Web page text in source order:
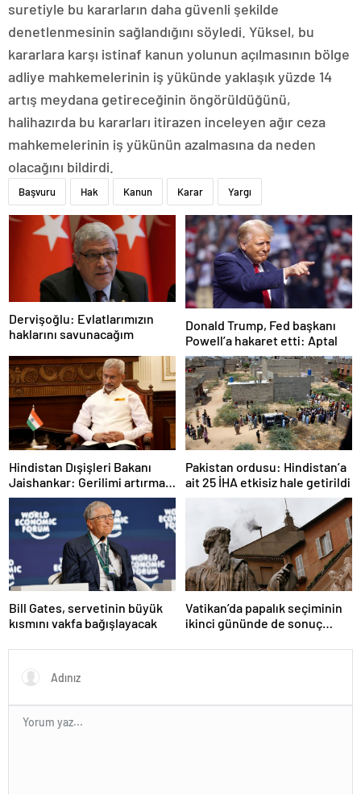
suretiyle bu kararların daha güvenli şekilde
denetlenmesinin sağlandığını söyledi. Yüksel, bu
kararlara karşı istinaf kanun yolunun açılmasının bölge
adliye mahkemelerinin iş yükünde yaklaşık yüzde 14
artış meydana getireceğinin öngörüldüğünü,
halihazırda bu kararları itirazen inceleyen ağır ceza
mahkemelerinin iş yükünün azalmasına da neden
olacağını bildirdi.
Başvuru Hak Kanun Karar Yargı
Dervişoğlu: Evlatlarımızın
haklarını savunacağım
Donald Trump, Fed başkanı
Powell’a hakaret etti: Aptal
Hindistan Dışişleri Bakanı
Jaishankar: Gerilimi artırmak
gibi bir niyetimiz yok
Pakistan ordusu: Hindistan’a
ait 25 İHA etkisiz hale getirildi
Bill Gates, servetinin büyük
kısmını vakfa bağışlayacak
Vatikan’da papalık seçiminin
ikinci gününde de sonuç